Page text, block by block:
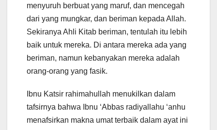
menyuruh berbuat yang maruf, dan mencegah
dari yang mungkar, dan beriman kepada Allah.
Sekiranya Ahli Kitab beriman, tentulah itu lebih
baik untuk mereka. Di antara mereka ada yang
beriman, namun kebanyakan mereka adalah
orang-orang yang fasik.
Ibnu Katsir rahimahullah menukilkan dalam
tafsirnya bahwa Ibnu ‘Abbas radiyallahu ‘anhu
menafsirkan makna umat terbaik dalam ayat ini